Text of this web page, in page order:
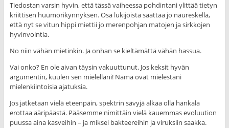
Tiedostan varsin hyvin, että tässä vaiheessa pohdintani ylittää tietyn
kriittisen huumorikynnyksen. Osa lukijoista saattaa jo naureskella,
että nyt se vitun hippi miettii jo merenpohjan matojen ja sirkkojen
hyvinvointia.
No niin vähän mietinkin. Ja onhan se kieltämättä vähän hassua.
Vai onko? En ole aivan täysin vakuuttunut. Jos keksit hyvän
argumentin, kuulen sen mielelläni! Nämä ovat mielestäni
mielenkiintoisia ajatuksia.
Jos jatketaan vielä eteenpäin, spektrin sävyjä alkaa olla hankala
erottaa ääripäästä. Pääsemme nimittäin vielä kauemmas evoluution
puussa aina kasveihin – ja miksei bakteereihin ja viruksiin saakka.